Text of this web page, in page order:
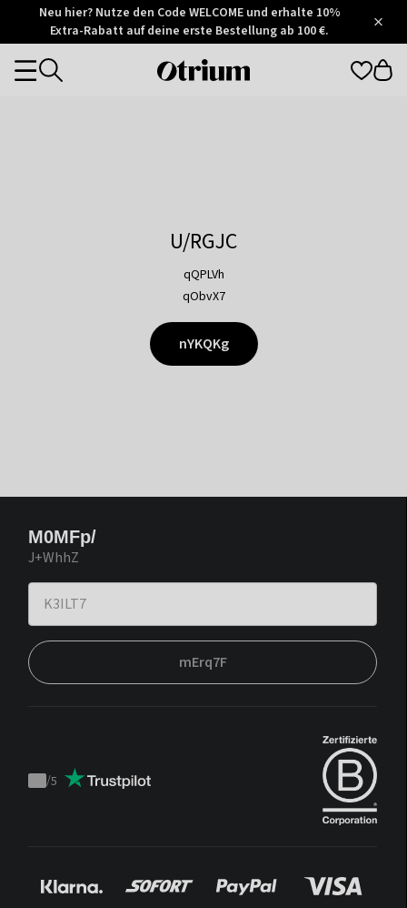
Otrium
Trustpilot
Neu hier? Nutze den Code WELCOME und erhalte 10%
Extra-Rabatt auf deine erste Bestellung ab 100 €.
Otrium
Categories
U/RGJC
qQPLVh
qObvX7
nYKQKg
M0MFp/
J+WhhZ
mErq7F
Trustpilot
/5